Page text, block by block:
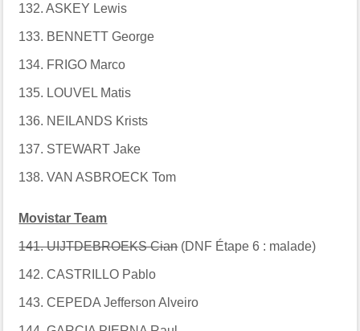
132. ASKEY Lewis
133. BENNETT George
134. FRIGO Marco
135. LOUVEL Matis
136. NEILANDS Krists
137. STEWART Jake
138. VAN ASBROECK Tom
Movistar Team
141. UIJTDEBROEKS Cian(DNF Étape 6 : malade)
142. CASTRILLO Pablo
143. CEPEDA Jefferson Alveiro